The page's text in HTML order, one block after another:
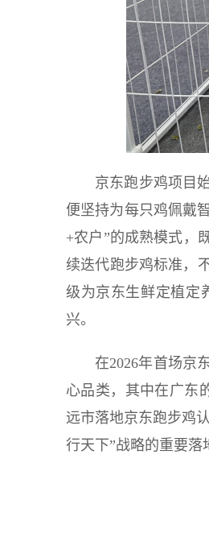
京东跑步鸡项目
便坚持为每只鸡佩戴
+农户”的成熟模式，
续迭代跑步鸡标准，
级为京东生鲜定植定
兴。
在2026年首场京
心品类，其中在广东
远市落地京东跑步鸡
行天下”战略的重要落